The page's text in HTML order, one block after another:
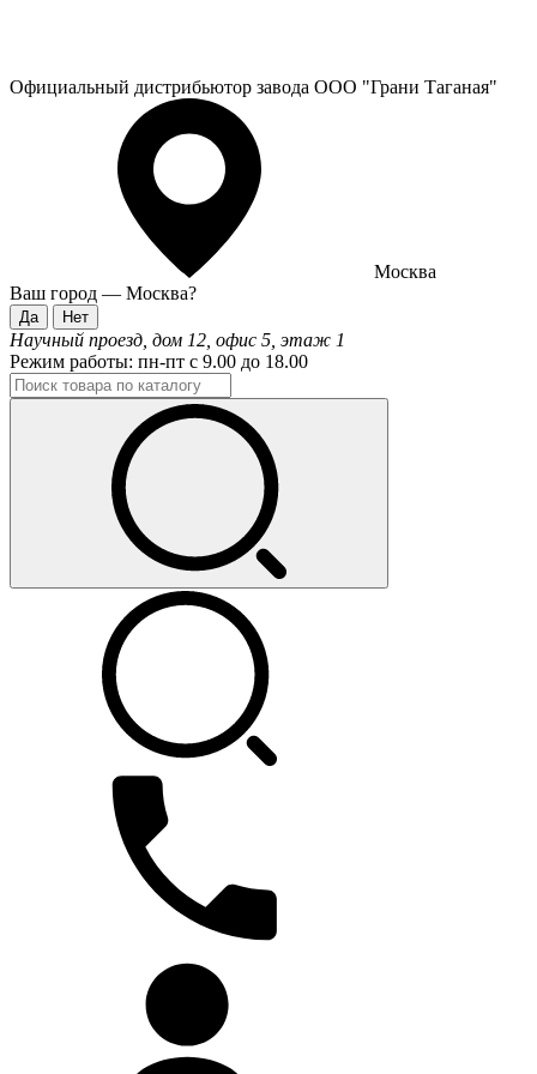
Официальный дистрибьютор завода ООО "Грани Таганая"
Москва
Ваш город — Москва?
Научный проезд, дом 12, офис 5, этаж 1
Режим работы: пн-пт с 9.00 до 18.00